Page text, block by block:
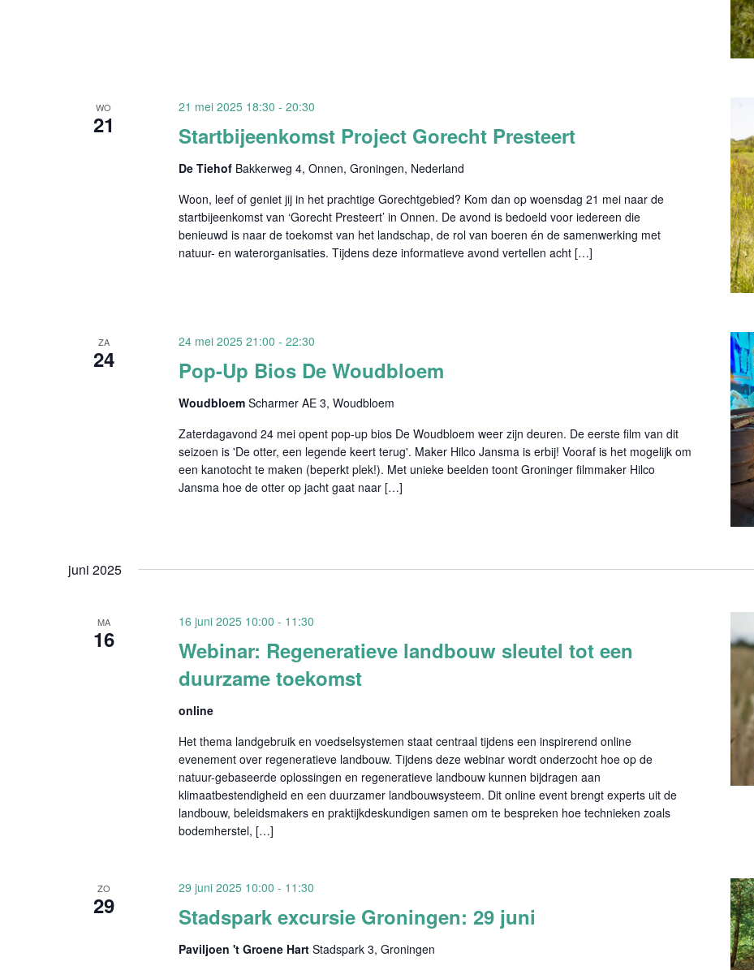
WO
21 Startbijeenkomst Project Gorecht Presteert
21 mei 2025 18:30 - 20:30
De Tiehof Bakkerweg 4, Onnen, Groningen, Nederland
Woon, leef of geniet jij in het prachtige Gorechtgebied? Kom dan op woensdag 21 mei naar de
startbijeenkomst van ‘Gorecht Presteert’ in Onnen. De avond is bedoeld voor iedereen die
benieuwd is naar de toekomst van het landschap, de rol van boeren én de samenwerking met
natuur- en waterorganisaties. Tijdens deze informatieve avond vertellen acht […]
ZA
24 Pop-Up Bios De Woudbloem
24 mei 2025 21:00 - 22:30
Woudbloem Scharmer AE 3, Woudbloem
Zaterdagavond 24 mei opent pop-up bios De Woudbloem weer zijn deuren. De eerste film van dit
seizoen is 'De otter, een legende keert terug'. Maker Hilco Jansma is erbij! Vooraf is het mogelijk om
een kanotocht te maken (beperkt plek!). Met unieke beelden toont Groninger filmmaker Hilco
Jansma hoe de otter op jacht gaat naar […]
juni 2025
MA
16
Webinar: Regeneratieve landbouw sleutel tot een
duurzame toekomst
16 juni 2025 10:00 - 11:30
online
Het thema landgebruik en voedselsystemen staat centraal tijdens een inspirerend online
evenement over regeneratieve landbouw. Tijdens deze webinar wordt onderzocht hoe op de
natuur-gebaseerde oplossingen en regeneratieve landbouw kunnen bijdragen aan
klimaatbestendigheid en een duurzamer landbouwsysteem. Dit online event brengt experts uit de
landbouw, beleidsmakers en praktijkdeskundigen samen om te bespreken hoe technieken zoals
bodemherstel, […]
ZO
29 Stadspark excursie Groningen: 29 juni
29 juni 2025 10:00 - 11:30
Paviljoen 't Groene Hart Stadspark 3, Groningen